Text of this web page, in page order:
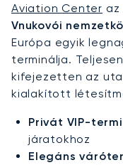
Aviation Center az
Vnukovói
Európa egyik
terminálja.
kifejezetten az
kialakított
Privát VIP-
járatokhoz
Elegáns